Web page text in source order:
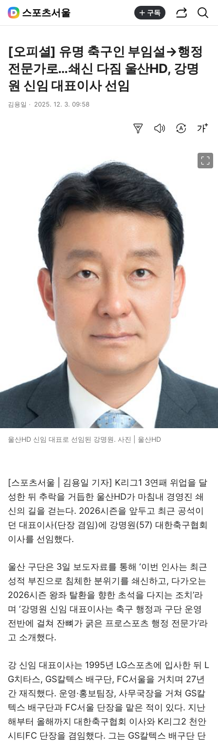
스포츠서울 구독
[오피셜] 유명 축구인 부임설→행정
전문가로…쇄신 다짐 울산HD, 강명
원 신임 대표이사 선임
김용일 2025. 12. 3. 09:58
울산HD 신임 대표로 선임된 강명원. 사진 | 울산HD
[스포츠서울 | 김용일 기자] K리그1 3연패 위업을 달
성한 뒤 추락을 거듭한 울산HD가 마침내 경영진 쇄
신의 길을 걷는다. 2026시즌을 앞두고 최근 공석이
던 대표이사(단장 겸임)에 강명원(57) 대한축구협회
이사를 선임했다.
울산 구단은 3일 보도자료를 통해 ‘이번 인사는 최근
성적 부진으로 침체한 분위기를 쇄신하고, 다가오는
2026시즌 왕좌 탈환을 향한 초석을 다지는 조치’라
며 ‘강명원 신임 대표이사는 축구 행정과 구단 운영
전반에 걸쳐 잔뼈가 굵은 프로스포츠 행정 전문가’라
고 소개했다.
강 신임 대표이사는 1995년 LG스포츠에 입사한 뒤 L
G치타스, GS칼텍스 배구단, FC서울을 거치며 27년
간 재직했다. 운영·홍보팀장, 사무국장을 거쳐 GS칼
텍스 배구단과 FC서울 단장을 맡은 적이 있다. 지난
해부터 올해까지 대한축구협회 이사와 K리그2 천안
시티FC 단장을 겸임했다. 그는 GS칼텍스 배구단 단